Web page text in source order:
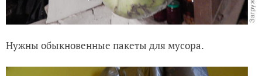
Нужны обыкновенные пакеты для мусора.